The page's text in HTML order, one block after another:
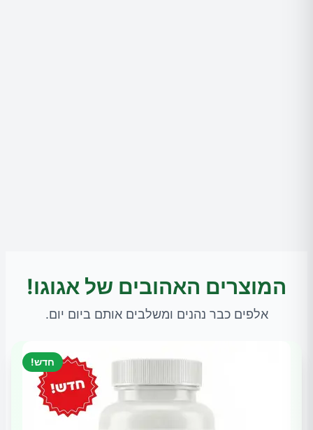
המוצרים האהובים של אגוגו!
אלפים כבר נהנים ומשלבים אותם ביום יום.
חדש!